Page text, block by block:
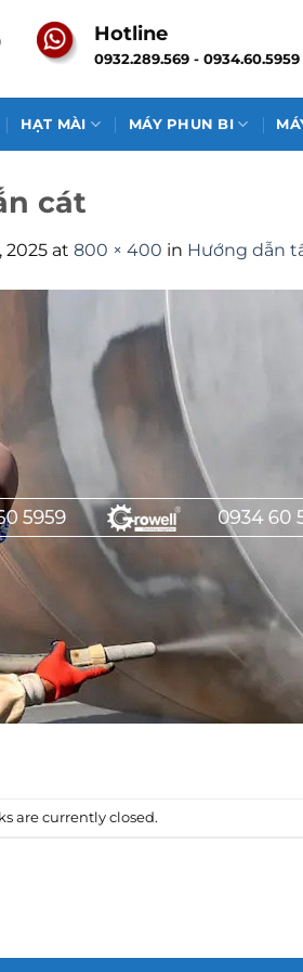
Hotline
0932.289.569 - 0934.60.5959
HẠT MÀI MÁY PHUN BI
cát
2025 at 800 × 400 in Hướng dẫn
are currently closed.